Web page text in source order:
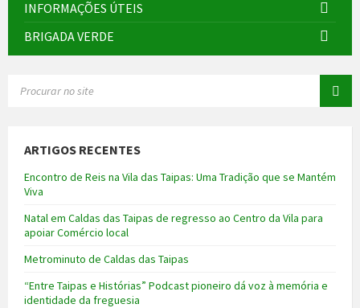
INFORMAÇÕES ÚTEIS
BRIGADA VERDE
ARTIGOS RECENTES
Encontro de Reis na Vila das Taipas: Uma Tradição que se Mantém
Viva
Natal em Caldas das Taipas de regresso ao Centro da Vila para
apoiar Comércio local
Metrominuto de Caldas das Taipas
“Entre Taipas e Histórias” Podcast pioneiro dá voz à memória e
identidade da freguesia